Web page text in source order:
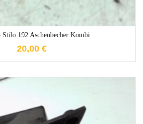
192 Aschenbecher Kombi
20,00 €